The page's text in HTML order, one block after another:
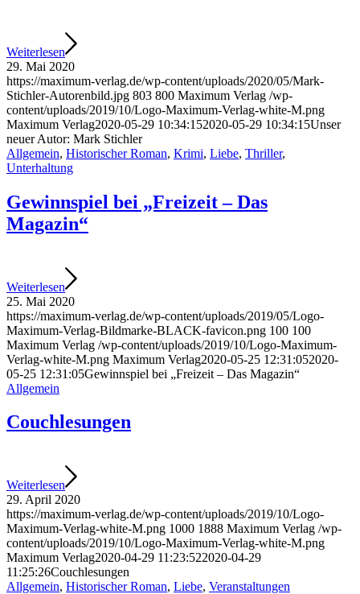
Weiterlesen
29. Mai 2020
https://maximum-verlag.de/wp-content/uploads/2020/05/Mark-
Stichler-Autorenbild.jpg 803 800 Maximum Verlag /wp-
content/uploads/2019/10/Logo-Maximum-Verlag-white-M.png
Maximum Verlag2020-05-29 10:34:152020-05-29 10:34:15Unser
neuer Autor: Mark Stichler
Allgemein, Historischer Roman, Krimi, Liebe, Thriller,
Unterhaltung
Gewinnspiel bei „Freizeit – Das
Magazin“
Weiterlesen
25. Mai 2020
https://maximum-verlag.de/wp-content/uploads/2019/05/Logo-
Maximum-Verlag-Bildmarke-BLACK-favicon.png 100 100
Maximum Verlag /wp-content/uploads/2019/10/Logo-Maximum-
Verlag-white-M.png Maximum Verlag2020-05-25 12:31:052020-
05-25 12:31:05Gewinnspiel bei „Freizeit – Das Magazin“
Allgemein
Couchlesungen
Weiterlesen
29. April 2020
https://maximum-verlag.de/wp-content/uploads/2019/10/Logo-
Maximum-Verlag-white-M.png 1000 1888 Maximum Verlag /wp-
content/uploads/2019/10/Logo-Maximum-Verlag-white-M.png
Maximum Verlag2020-04-29 11:23:522020-04-29
11:25:26Couchlesungen
Allgemein, Historischer Roman, Liebe, Veranstaltungen